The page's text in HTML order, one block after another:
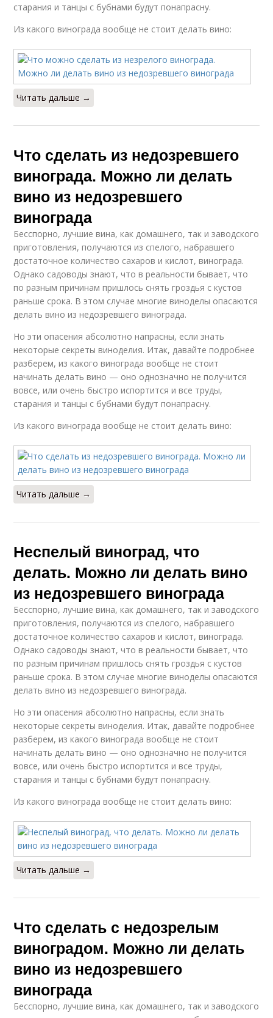
старания и танцы с бубнами будут понапрасну.
Из какого винограда вообще не стоит делать вино:
Читать дальше →
Что сделать из недозревшего
винограда. Можно ли делать
вино из недозревшего
винограда
Бесспорно, лучшие вина, как домашнего, так и заводского
приготовления, получаются из спелого, набравшего
достаточное количество сахаров и кислот, винограда.
Однако садоводы знают, что в реальности бывает, что
по разным причинам пришлось снять гроздья с кустов
раньше срока. В этом случае многие виноделы опасаются
делать вино из недозревшего винограда.
Но эти опасения абсолютно напрасны, если знать
некоторые секреты виноделия. Итак, давайте подробнее
разберем, из какого винограда вообще не стоит
начинать делать вино — оно однозначно не получится
вовсе, или очень быстро испортится и все труды,
старания и танцы с бубнами будут понапрасну.
Из какого винограда вообще не стоит делать вино:
Читать дальше →
Неспелый виноград, что
делать. Можно ли делать вино
из недозревшего винограда
Бесспорно, лучшие вина, как домашнего, так и заводского
приготовления, получаются из спелого, набравшего
достаточное количество сахаров и кислот, винограда.
Однако садоводы знают, что в реальности бывает, что
по разным причинам пришлось снять гроздья с кустов
раньше срока. В этом случае многие виноделы опасаются
делать вино из недозревшего винограда.
Но эти опасения абсолютно напрасны, если знать
некоторые секреты виноделия. Итак, давайте подробнее
разберем, из какого винограда вообще не стоит
начинать делать вино — оно однозначно не получится
вовсе, или очень быстро испортится и все труды,
старания и танцы с бубнами будут понапрасну.
Из какого винограда вообще не стоит делать вино:
Читать дальше →
Что сделать с недозрелым
виноградом. Можно ли делать
вино из недозревшего
винограда
Бесспорно, лучшие вина, как домашнего, так и заводского